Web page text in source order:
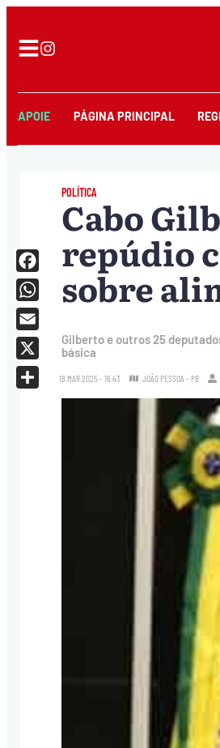
APOIE PÁGINA PRINCIPAL
POLÍTICA
Cabo
repúdio
sobre
Gilberto e outros 25
básica
18.MAR.2025 - 16:43 JOÃO PESSOA - PB
Facebook
WhatsApp
Email
X